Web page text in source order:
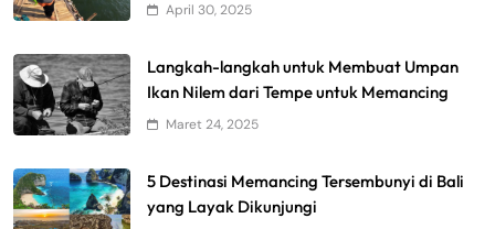
April 30, 2025
Langkah-langkah untuk Membuat Umpan
Ikan Nilem dari Tempe untuk Memancing
Maret 24, 2025
5 Destinasi Memancing Tersembunyi di Bali
yang Layak Dikunjungi